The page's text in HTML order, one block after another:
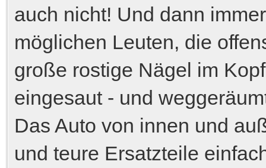
auch nicht! Und dann
möglichen Leuten, die
große rostige Nägel im
eingesaut - und
Das Auto von innen und
und teure Ersatzteile